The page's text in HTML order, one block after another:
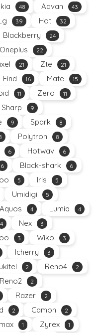
48 Advan 43
39 Hot 32
Blackberry 24
Oneplus 22
21 Zte 21
Find 16 Mate 15
11 Zero 11
Sharp 9
9 Spark 8
Polytron 8
6 Hotwav 6
6 Black-shark 6
5 Iris 5
Umidigi 5
Aquos 4 Lumia 4
4 Nex 3
3 Wiko 3
Icherry 3
2 Reno4 2
Reno2 2
Razer 2
2 Camon 2
1 Zyrex 1